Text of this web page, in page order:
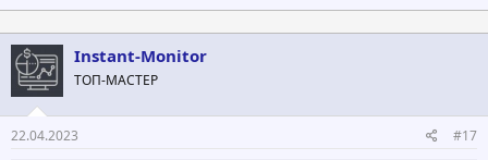
Instant-Monitor
ТОП-МАСТЕР
22.04.2023 #17